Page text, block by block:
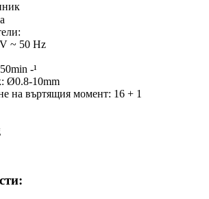
~ 50 Hz
-¹
Ø0.8-10mm
на въртящия момент: 16 + 1